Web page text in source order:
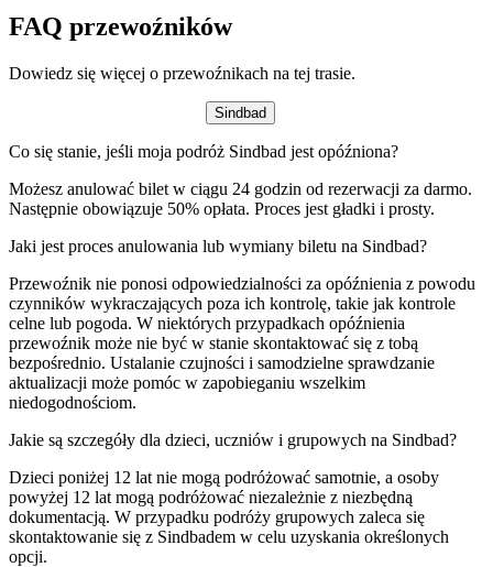
FAQ przewoźników
Dowiedz się więcej o przewoźnikach na tej trasie.
Sindbad
Co się stanie, jeśli moja podróż Sindbad jest opóźniona?
Możesz anulować bilet w ciągu 24 godzin od rezerwacji za darmo.
Następnie obowiązuje 50% opłata. Proces jest gładki i prosty.
Jaki jest proces anulowania lub wymiany biletu na Sindbad?
Przewoźnik nie ponosi odpowiedzialności za opóźnienia z powodu
czynników wykraczających poza ich kontrolę, takie jak kontrole
celne lub pogoda. W niektórych przypadkach opóźnienia
przewoźnik może nie być w stanie skontaktować się z tobą
bezpośrednio. Ustalanie czujności i samodzielne sprawdzanie
aktualizacji może pomóc w zapobieganiu wszelkim
niedogodnościom.
Jakie są szczegóły dla dzieci, uczniów i grupowych na Sindbad?
Dzieci poniżej 12 lat nie mogą podróżować samotnie, a osoby
powyżej 12 lat mogą podróżować niezależnie z niezbędną
dokumentacją. W przypadku podróży grupowych zaleca się
skontaktowanie się z Sindbadem w celu uzyskania określonych
opcji.